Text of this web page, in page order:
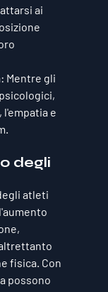
ai
Mentre gli
l'empatia e
degli
atleti
fisica. Con
possono